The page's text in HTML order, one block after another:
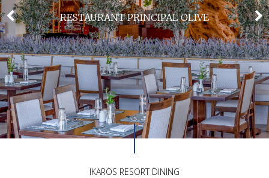
RESTAURANT PRINCIPAL OLIVE
IKAROS RESORT DINING